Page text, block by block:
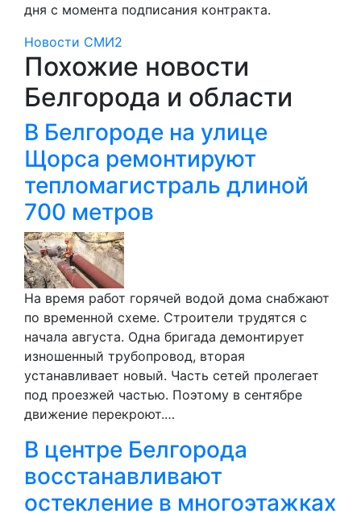
дня с момента подписания контракта.
Новости СМИ2
Похожие новости
Белгорода и области
В Белгороде на улице
Щорса ремонтируют
тепломагистраль длиной
700 метров
На время работ горячей водой дома снабжают
по временной схеме. Строители трудятся с
начала августа. Одна бригада демонтирует
изношенный трубопровод, вторая
устанавливает новый. Часть сетей пролегает
под проезжей частью. Поэтому в сентябре
движение перекроют.…
В центре Белгорода
восстанавливают
остекление в многоэтажках